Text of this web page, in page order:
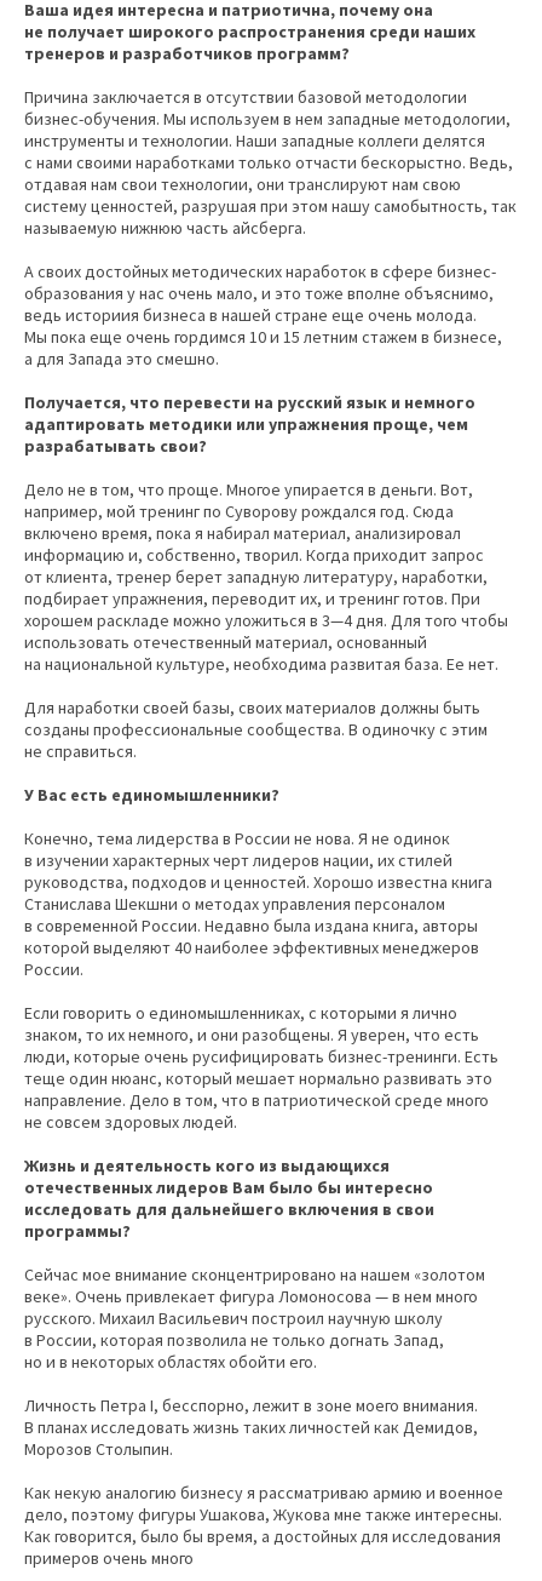
Ваша идея интересна и патриотична, почему она
не получает широкого распространения среди наших
тренеров и разработчиков программ?
Причина заключается в отсутствии базовой методологии
бизнес-обучения. Мы используем в нем западные методологии,
инструменты и технологии. Наши западные коллеги делятся
с нами своими наработками только отчасти бескорыстно. Ведь,
отдавая нам свои технологии, они транслируют нам свою
систему ценностей, разрушая при этом нашу самобытность, так
называемую нижнюю часть айсберга.
А своих достойных методических наработок в сфере бизнес-
образования у нас очень мало, и это тоже вполне объяснимо,
ведь историия бизнеса в нашей стране еще очень молода.
Мы пока еще очень гордимся 10 и 15 летним стажем в бизнесе,
а для Запада это смешно.
Получается, что перевести на русский язык и немного
адаптировать методики или упражнения проще, чем
разрабатывать свои?
Дело не в том, что проще. Многое упирается в деньги. Вот,
например, мой тренинг по Суворову рождался год. Сюда
включено время, пока я набирал материал, анализировал
информацию и, собственно, творил. Когда приходит запрос
от клиента, тренер берет западную литературу, наработки,
подбирает упражнения, переводит их, и тренинг готов. При
хорошем раскладе можно уложиться в 3—4 дня. Для того чтобы
использовать отечественный материал, основанный
на национальной культуре, необходима развитая база. Ее нет.
Для наработки своей базы, своих материалов должны быть
созданы профессиональные сообщества. В одиночку с этим
не справиться.
У Вас есть единомышленники?
Конечно, тема лидерства в России не нова. Я не одинок
в изучении характерных черт лидеров нации, их стилей
руководства, подходов и ценностей. Хорошо известна книга
Станислава Шекшни о методах управления персоналом
в современной России. Недавно была издана книга, авторы
которой выделяют 40 наиболее эффективных менеджеров
России.
Если говорить о единомышленниках, с которыми я лично
знаком, то их немного, и они разобщены. Я уверен, что есть
люди, которые очень русифицировать бизнес-тренинги. Есть
теще один нюанс, который мешает нормально развивать это
направление. Дело в том, что в патриотической среде много
не совсем здоровых людей.
Жизнь и деятельность кого из выдающихся
отечественных лидеров Вам было бы интересно
исследовать для дальнейшего включения в свои
программы?
Сейчас мое внимание сконцентрировано на нашем «золотом
веке». Очень привлекает фигура Ломоносова — в нем много
русского. Михаил Васильевич построил научную школу
в России, которая позволила не только догнать Запад,
но и в некоторых областях обойти его.
Личность Петра I, бесспорно, лежит в зоне моего внимания.
В планах исследовать жизнь таких личностей как Демидов,
Морозов Столыпин.
Как некую аналогию бизнесу я рассматриваю армию и военное
дело, поэтому фигуры Ушакова, Жукова мне также интересны.
Как говорится, было бы время, а достойных для исследования
примеров очень много